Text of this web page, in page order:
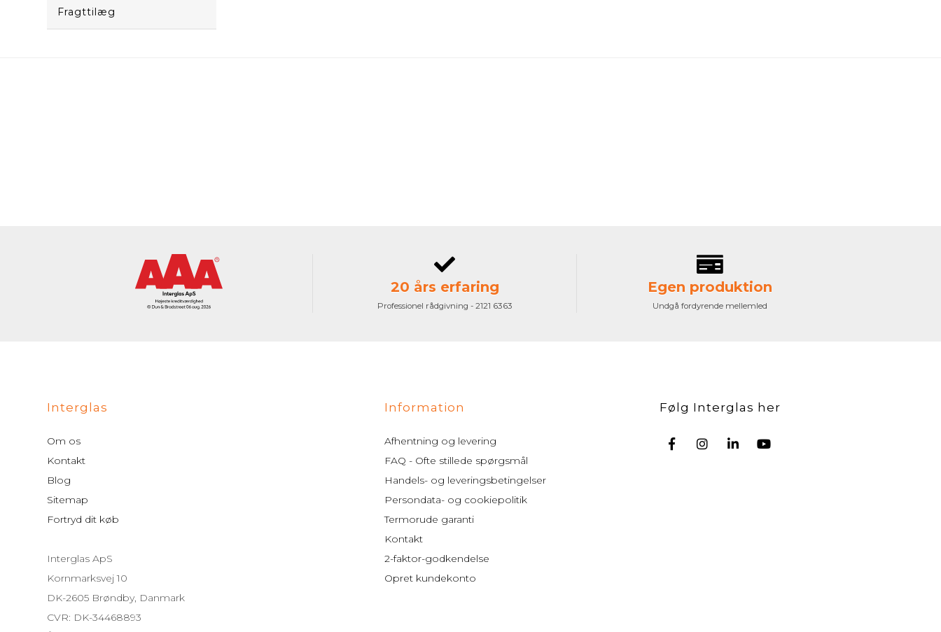
Fragttilæg
20 års erfaring
Professionel rådgivning - 2121 6363
Egen produktion
Undgå fordyrende mellemled
Interglas
Om os
Kontakt
Blog
Sitemap
Fortryd dit køb
Interglas ApS
Kornmarksvej 10
DK-2605 Brøndby, Danmark
CVR: DK-34468893
Information
Afhentning og levering
FAQ - Ofte stillede spørgsmål
Handels- og leveringsbetingelser
Persondata- og cookiepolitik
Termorude garanti
Kontakt
2-faktor-godkendelse
Opret kundekonto
Følg Interglas her